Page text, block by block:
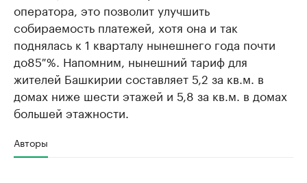
оператора, это позволит улучшить
собираемость платежей, хотя она и так
поднялась к 1 кварталу нынешнего года почти
до85 %. Напомним, нынешний тариф для
жителей Башкирии составляет 5,2 за кв.м. в
домах ниже шести этажей и 5,8 за кв.м. в домах
большей этажности.
Авторы